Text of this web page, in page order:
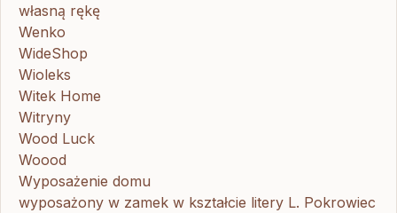
własną rękę
Wenko
WideShop
Wioleks
Witek Home
Witryny
Wood Luck
Woood
Wyposażenie domu
wyposażony w zamek w kształcie litery L. Pokrowiec